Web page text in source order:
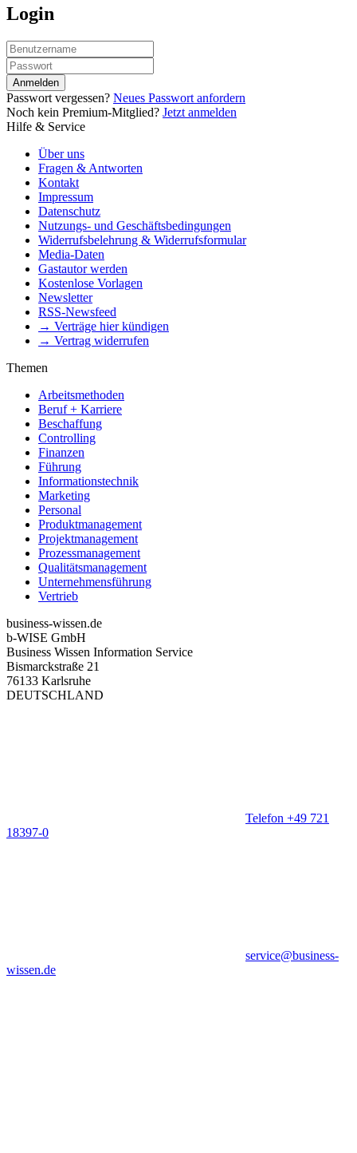
Login
Anmelden
Passwort vergessen? Neues Passwort anfordern
Noch kein Premium-Mitglied? Jetzt anmelden
Hilfe & Service
Über uns
Fragen & Antworten
Kontakt
Impressum
Datenschutz
Nutzungs- und Geschäftsbedingungen
Widerrufsbelehrung & Widerrufsformular
Media-Daten
Gastautor werden
Kostenlose Vorlagen
Newsletter
RSS-Newsfeed
→ Verträge hier kündigen
→ Vertrag widerrufen
Themen
Arbeitsmethoden
Beruf + Karriere
Beschaffung
Controlling
Finanzen
Führung
Informationstechnik
Marketing
Personal
Produktmanagement
Projektmanagement
Prozessmanagement
Qualitätsmanagement
Unternehmensführung
Vertrieb
business-wissen.de
b-WISE GmbH
Business Wissen Information Service
Bismarckstraße 21
76133 Karlsruhe
DEUTSCHLAND
Telefon +49 721
18397-0
service@business-
wissen.de